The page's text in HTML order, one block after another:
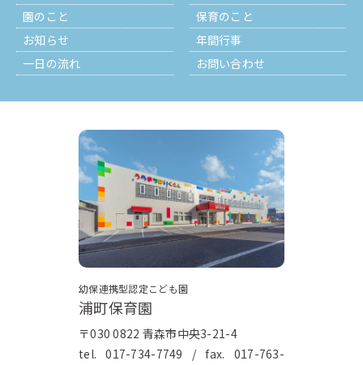
園のこと
保育のこと
お知らせ
年間行事
一日の流れ
お問い合わせ
幼保連携型認定こども園
浦町保育園
〒030 0822 青森市中央3-21-4
tel.017-734-7749 / fax. 017-763-